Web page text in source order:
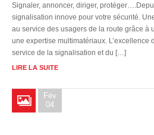
Signaler, annoncer, diriger,
signalisation innove pour votre sécurité.
au service des usagers de la route grâce à
une expertise multimatériaux. L’excellence
service de la signalisation et du […]
LIRE LA SUITE
Fév
04